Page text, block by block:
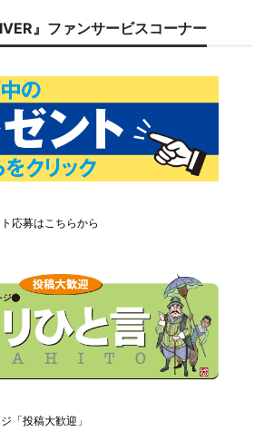
』ファンサービスコーナー
応募はこちらから
「投稿大歓迎」